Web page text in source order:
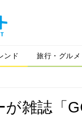
ンド 旅行・グルメ
が雑誌「